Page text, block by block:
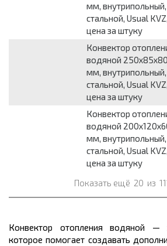
мм, внутрипольный,
стальной, Usual KVZ,
цена за штуку
Конвектор
водяной
мм, внутрипольный,
стальной, Usual KVZ,
цена за штуку
Конвектор
водяной
мм, внутрипольный,
стальной, Usual KVZ,
цена за штуку
Показать ещё 20 из
Конвектор отопления водяной —
которое помогает создавать